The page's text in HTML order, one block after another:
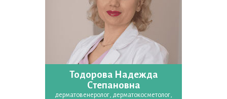
Тодорова Надежда
Степановна
дерматовенеролог, дерматокосметолог,